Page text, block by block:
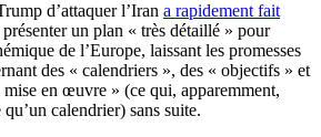
d’attaquer l’Iran a rapidement fait
un plan « très détaillé » pour
de l’Europe, laissant les promesses
des « calendriers », des « objectifs » et
en œuvre » (ce qui, apparemment,
qu’un calendrier) sans suite.